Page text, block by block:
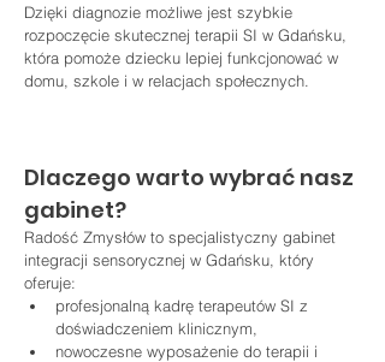
Dzięki diagnozie możliwe jest szybkie
rozpoczęcie skutecznej terapii SI w Gdańsku,
która pomoże dziecku lepiej funkcjonować w
domu, szkole i w relacjach społecznych.
Dlaczego warto wybrać nasz
gabinet?
Radość Zmysłów to specjalistyczny gabinet
integracji sensorycznej w Gdańsku, który
oferuje:
profesjonalną kadrę terapeutów SI z
doświadczeniem klinicznym,
nowoczesne wyposażenie do terapii i